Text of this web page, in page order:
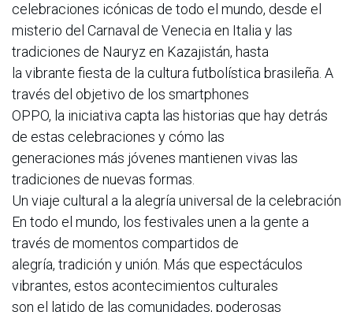
celebraciones icónicas de todo el mundo, desde el
misterio del Carnaval de Venecia en Italia y las
tradiciones de Nauryz en Kazajistán, hasta
la vibrante fiesta de la cultura futbolística brasileña. A
través del objetivo de los smartphones
OPPO, la iniciativa capta las historias que hay detrás
de estas celebraciones y cómo las
generaciones más jóvenes mantienen vivas las
tradiciones de nuevas formas.
Un viaje cultural a la alegría universal de la celebración
En todo el mundo, los festivales unen a la gente a
través de momentos compartidos de
alegría, tradición y unión. Más que espectáculos
vibrantes, estos acontecimientos culturales
son el latido de las comunidades, poderosas